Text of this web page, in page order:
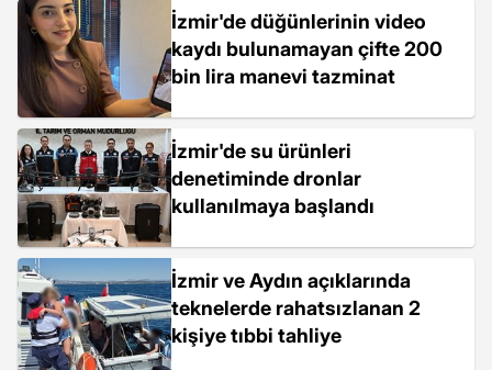
İzmir'de düğünlerinin video
kaydı bulunamayan çifte 200
bin lira manevi tazminat
İzmir'de su ürünleri
denetiminde dronlar
kullanılmaya başlandı
İzmir ve Aydın açıklarında
teknelerde rahatsızlanan 2
kişiye tıbbi tahliye